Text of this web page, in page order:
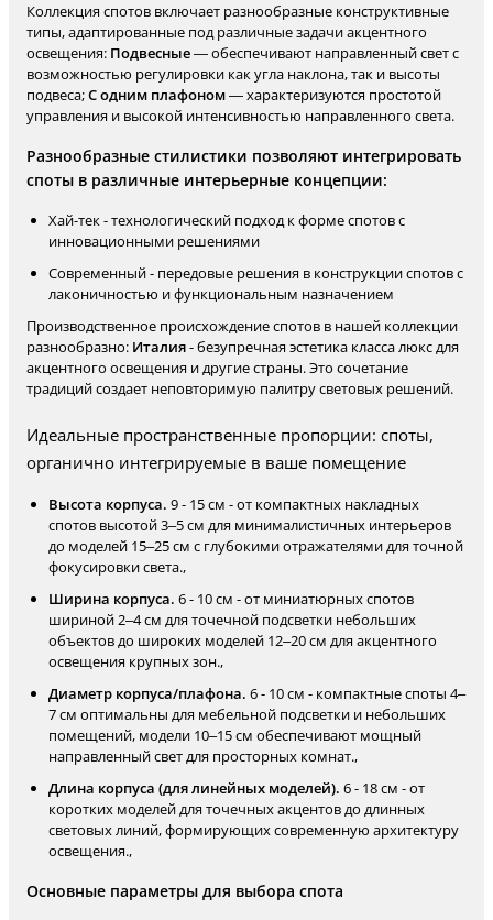
Коллекция спотов включает разнообразные конструктивные
типы, адаптированные под различные задачи акцентного
освещения: Подвесные— обеспечивают направленный свет с
возможностью регулировки как угла наклона, так и высоты
подвеса;С одним плафоном— характеризуются простотой
управления и высокой интенсивностью направленного света.
Разнообразные стилистики позволяют интегрировать
споты в различные интерьерные концепции:
Хай-тек - технологический подход к форме спотов с
инновационными решениями
Современный - передовые решения в конструкции спотов с
лаконичностью и функциональным назначением
Производственное происхождение спотов в нашей коллекции
разнообразно: Италия- безупречная эстетика класса люкс для
акцентного освещения и другие страны. Это сочетание
традиций создает неповторимую палитру световых решений.
Идеальные пространственные пропорции: споты,
органично интегрируемые в ваше помещение
Высота корпуса. 9 - 15 см - от компактных накладных
спотов высотой 3–5 см для минималистичных интерьеров
до моделей 15–25 см с глубокими отражателями для точной
фокусировки света.,
Ширина корпуса. 6 - 10 см - от миниатюрных спотов
шириной 2–4 см для точечной подсветки небольших
объектов до широких моделей 12–20 см для акцентного
освещения крупных зон.,
Диаметр корпуса/плафона. 6 - 10 см - компактные споты 4–
7 см оптимальны для мебельной подсветки и небольших
помещений, модели 10–15 см обеспечивают мощный
направленный свет для просторных комнат.,
Длина корпуса (для линейных моделей). 6 - 18 см - от
коротких моделей для точечных акцентов до длинных
световых линий, формирующих современную архитектуру
освещения.,
Основные параметры для выбора спота